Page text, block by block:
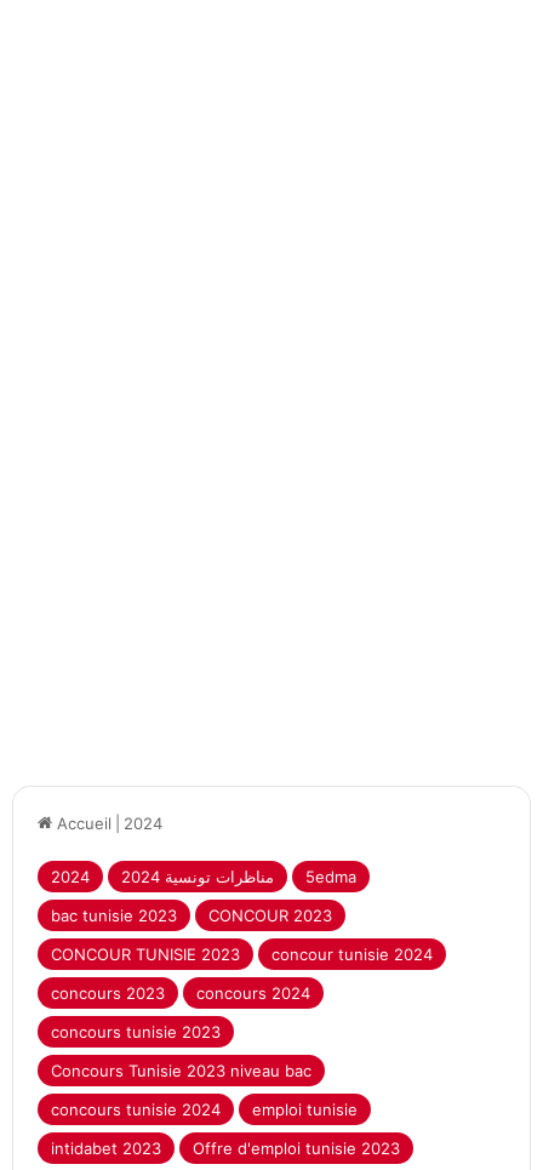
Accueil 2024
2024 2024 مناظرات تونسية
5edma
bac tunisie 2023
CONCOUR 2023
CONCOUR TUNISIE 2023
concour tunisie 2024
concours 2023
concours 2024
concours tunisie 2023
Concours Tunisie 2023 niveau bac
concours tunisie 2024
emploi tunisie
intidabet 2023
Offre d'emploi tunisie 2023